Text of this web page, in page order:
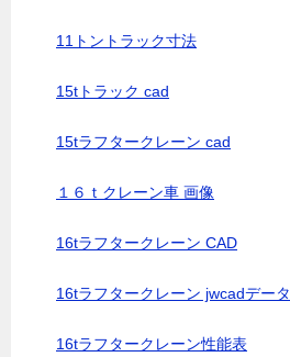
11トントラック寸法
15tトラック cad
15tラフタークレーン cad
１６ｔクレーン車 画像
16tラフタークレーン CAD
16tラフタークレーン jwcadデータ
16tラフタークレーン性能表